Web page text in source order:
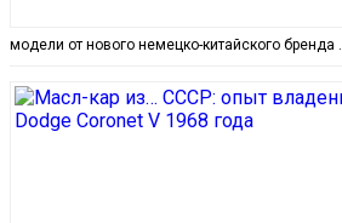
модели от нового немецко-китайского бренда …